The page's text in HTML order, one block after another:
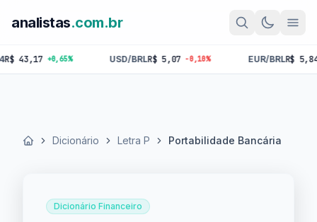
analistas.com.br
+0,65% USD/BRLR$ 5,07 -0,10% EUR/BRLR$ 5,84 -
Início Dicionário Letra P Portabilidade Bancária
Dicionário Financeiro